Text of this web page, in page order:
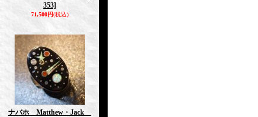
353]
71,500円(税込)
ナバホ Matthew・Jack